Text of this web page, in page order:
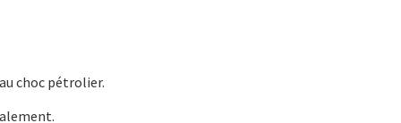
choc pétrolier.